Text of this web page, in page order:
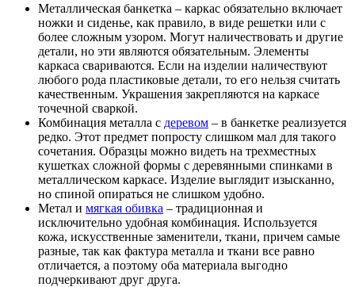
Металлическая банкетка – каркас обязательно включает
ножки и сиденье, как правило, в виде решетки или с
более сложным узором. Могут наличествовать и другие
детали, но эти являются обязательным. Элементы
каркаса свариваются. Если на изделии наличествуют
любого рода пластиковые детали, то его нельзя считать
качественным. Украшения закрепляются на каркасе
точечной сваркой.
Комбинация металла с деревом – в банкетке реализуется
редко. Этот предмет попросту слишком мал для такого
сочетания. Образцы можно видеть на трехместных
кушетках сложной формы с деревянными спинками в
металлическом каркасе. Изделие выглядит изысканно,
но спиной опираться не слишком удобно.
Метал и мягкая обивка – традиционная и
исключительно удобная комбинация. Используется
кожа, искусственные заменители, ткани, причем самые
разные, так как фактура металла и ткани все равно
отличается, а поэтому оба материала выгодно
подчеркивают друг друга.